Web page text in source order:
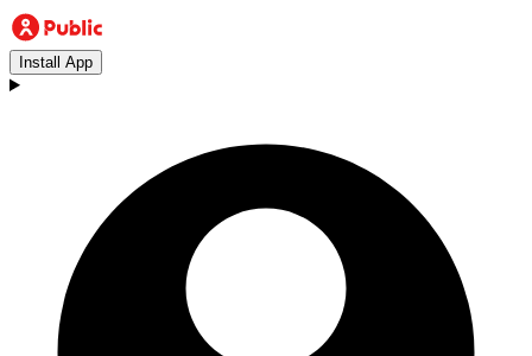
Install App